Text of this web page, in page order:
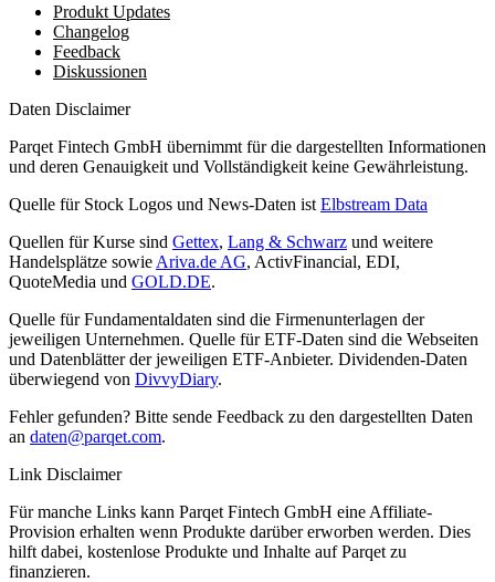
Produkt Updates
Changelog
Feedback
Diskussionen
Daten Disclaimer
Parqet Fintech GmbH übernimmt für die dargestellten Informationen
und deren Genauigkeit und Vollständigkeit keine Gewährleistung.
Quelle für Stock Logos und News-Daten ist Elbstream Data
Quellen für Kurse sind Gettex, Lang & Schwarz und weitere
Handelsplätze sowie Ariva.de AG, ActivFinancial, EDI,
QuoteMedia und GOLD.DE.
Quelle für Fundamentaldaten sind die Firmenunterlagen der
jeweiligen Unternehmen. Quelle für ETF-Daten sind die Webseiten
und Datenblätter der jeweiligen ETF-Anbieter. Dividenden-Daten
überwiegend von DivvyDiary.
Fehler gefunden? Bitte sende Feedback zu den dargestellten Daten
an daten@parqet.com.
Link Disclaimer
Für manche Links kann Parqet Fintech GmbH eine Affiliate-
Provision erhalten wenn Produkte darüber erworben werden. Dies
hilft dabei, kostenlose Produkte und Inhalte auf Parqet zu
finanzieren.